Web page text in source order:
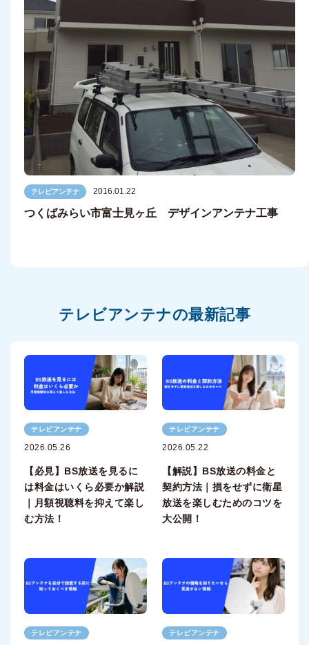
テレビアンテナ 2016.01.22
つくばみらい市富士見ヶ丘 デザインアンテナ工事
テレビアンテナの最新記事
テレビアンテナ
2026.05.26
【必見】BS放送を見るに
は料金はいくら必要か解説
｜月額視聴料を抑えて楽し
む方法！
テレビアンテナ
2026.05.22
【解説】BS放送の料金と
契約方法｜損をせずに衛星
放送を楽しむためのコツを
大公開！
テレビアンテナ テレビアンテナ